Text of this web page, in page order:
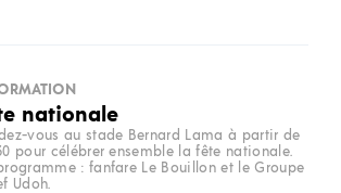
nationale
vous au stade Bernard Lama à partir de
pour célébrer ensemble la fête nationale.
: fanfare Le Bouillon et le Groupe
Udoh.